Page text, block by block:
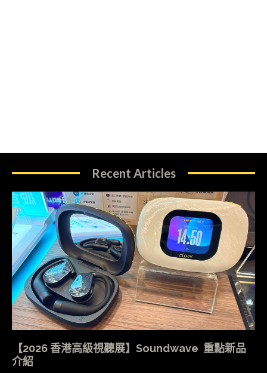
Recent Articles
【2026 香港高級視聽展】Soundwave 重點新品
介紹